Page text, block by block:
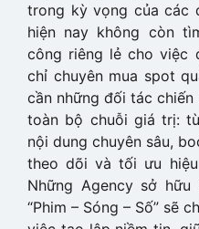
trong kỳ vọng của các
hiện nay không còn
công riêng lẻ cho việc
chỉ chuyên mua spot
cần những đối tác
toàn bộ chuỗi giá trị:
nội dung chuyên sâu,
theo dõi và tối ưu
Những Agency sở
“Phim – Sóng – Số” sẽ